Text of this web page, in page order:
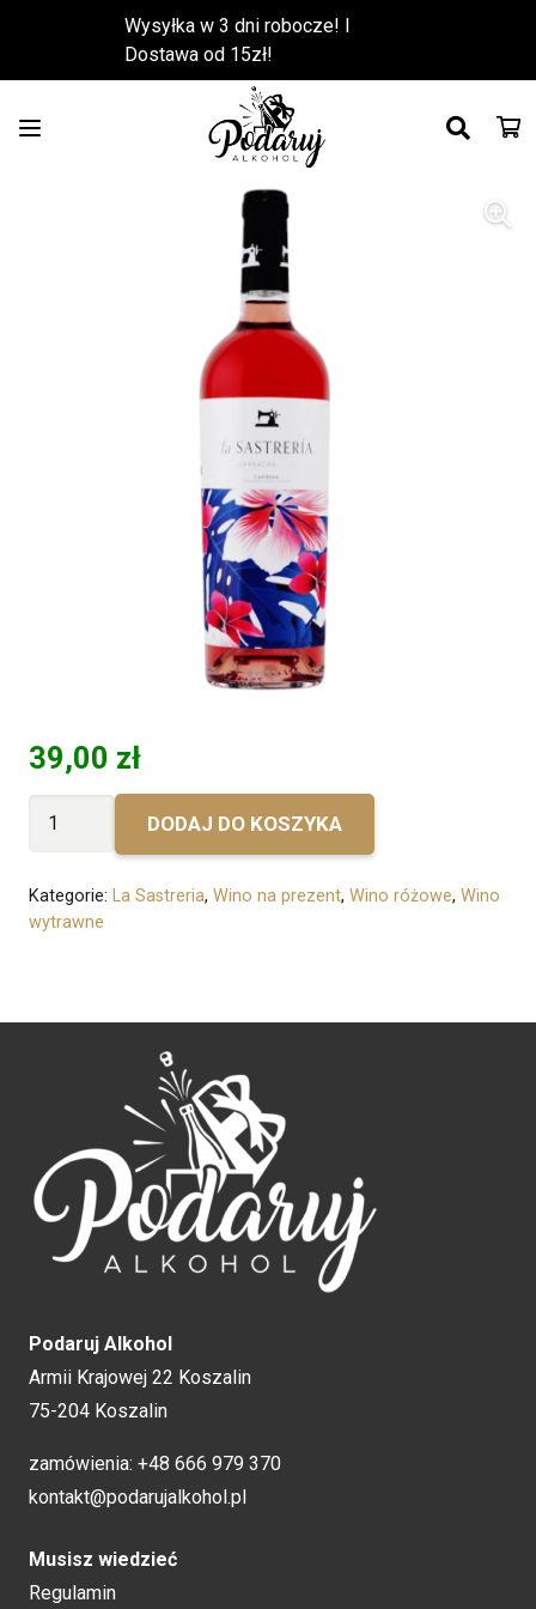
Wysyłka w 3 dni robocze! l
Dostawa od 15zł!
39,00 zł
ilość
DODAJ DO KOSZYKA
Kategorie: La Sastreria, Wino na prezent, Wino różowe, Wino
wytrawne
Podaruj Alkohol
Armii Krajowej 22 Koszalin
75-204 Koszalin
zamówienia: +48 666 979 370
kontakt@podarujalkohol.pl
Musisz wiedzieć
Regulamin